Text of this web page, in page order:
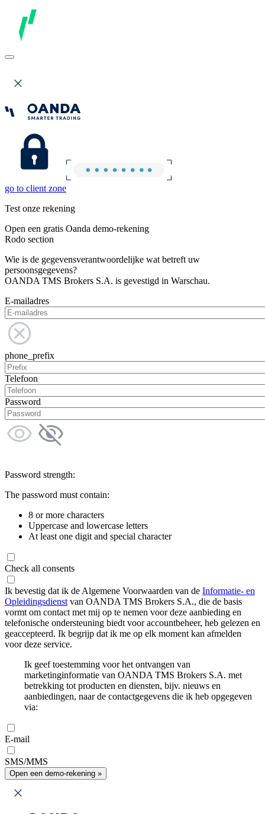
go to client zone
Test onze rekening
Open een gratis Oanda demo-rekening
Rodo section
Wie is de gegevensverantwoordelijke wat betreft uw
persoonsgegevens?
OANDA TMS Brokers S.A. is gevestigd in Warschau.
E-mailadres
phone_prefix
Telefoon
Password
Password strength:
The password must contain:
8 or more characters
Uppercase and lowercase letters
At least one digit and special character
Check all consents
Ik bevestig dat ik de Algemene Voorwaarden van de Informatie- en
Opleidingsdienst van OANDA TMS Brokers S.A., die de basis
vormt om contact met mij op te nemen voor deze aanbieding en
telefonische ondersteuning biedt voor accountbeheer, heb gelezen en
geaccepteerd. Ik begrijp dat ik me op elk moment kan afmelden
voor deze service.
Ik geef toestemming voor het ontvangen van
marketinginformatie van OANDA TMS Brokers S.A. met
betrekking tot producten en diensten, bijv. nieuws en
aanbiedingen, naar de contactgegevens die ik heb opgegeven
via:
E-mail
SMS/MMS
Open een demo-rekening »